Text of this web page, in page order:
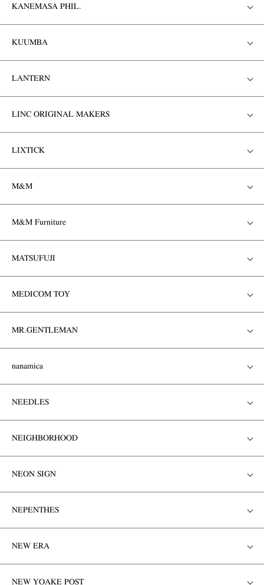
KANEMASA PHIL.
KUUMBA
LANTERN
LINC ORIGINAL MAKERS
LIXTICK
M&M
M&M Furniture
MATSUFUJI
MEDICOM TOY
MR.GENTLEMAN
nanamica
NEEDLES
NEIGHBORHOOD
NEON SIGN
NEPENTHES
NEW ERA
NEW YOAKE POST